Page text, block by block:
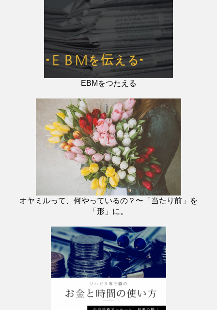
EBMをつたえる
オヤミルって、何やっているの？〜「当たり前」を
「形」に。